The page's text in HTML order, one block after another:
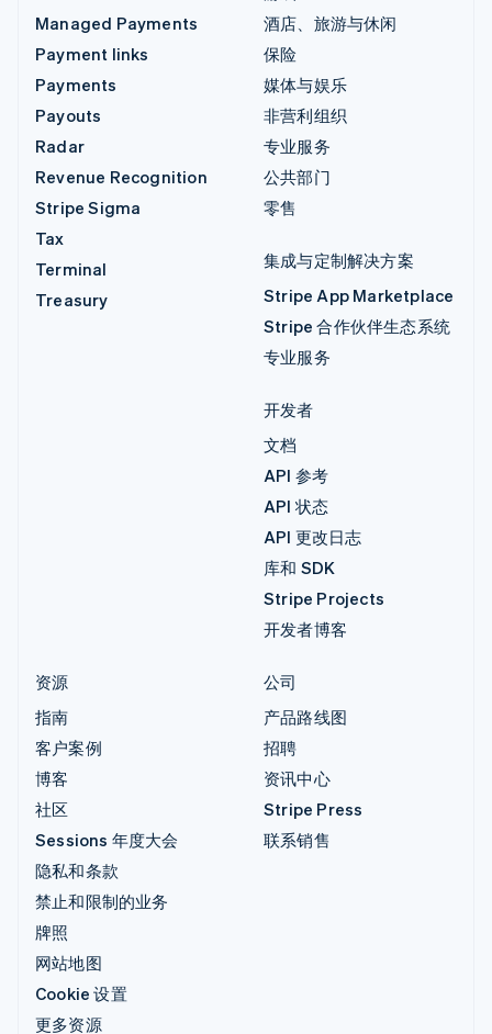
Managed Payments
Payment links
Payments
Payouts
Radar
Revenue Recognition
Stripe Sigma
Tax
Terminal
Treasury
酒店、旅游与休闲
保险
媒体与娱乐
非营利组织
专业服务
公共部门
零售
集成与定制解决方案
Stripe App Marketplace
Stripe 合作伙伴生态系统
专业服务
开发者
文档
API 参考
API 状态
API 更改日志
库和 SDK
Stripe Projects
开发者博客
资源
指南
客户案例
博客
社区
Sessions 年度大会
隐私和条款
禁止和限制的业务
牌照
网站地图
Cookie 设置
更多资源
公司
产品路线图
招聘
资讯中心
Stripe Press
联系销售